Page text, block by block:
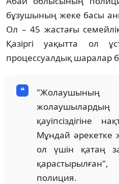
бұзушының жеке басы
Ол – 45 жастағы
Қазіргі уақытта ол
процессуалдық шаралар
"Жолаушының
қауіпсіздігіне
Мұндай әрекетке
ол үшін қатаң
полиция.